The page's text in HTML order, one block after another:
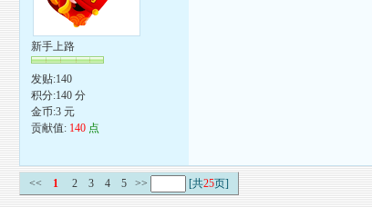
新手上路
发贴:140
积分:140 分
金币:3 元
贡献值: 140 点
<< 1 2 3 4 5 >> [共25页]